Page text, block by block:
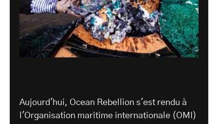
Aujourd'hui, Ocean Rebellion s'est rendu à
l'Organisation maritime internationale (OMI)